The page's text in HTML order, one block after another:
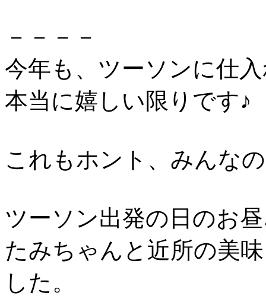
－－－－
今年も、ツーソンに仕
本当に嬉しい限りです♪
これもホント、みんな
ツーソン出発の日のお
たみちゃんと近所の美
した。